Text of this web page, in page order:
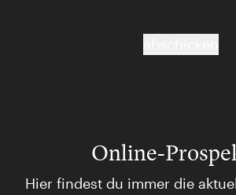
Online-
Hier findest du immer die